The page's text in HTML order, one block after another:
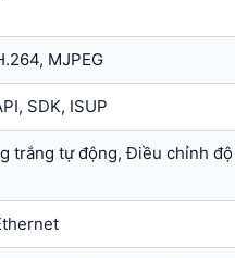
MJPEG
SDK, ISUP
trắng tự động, Điều chỉnh